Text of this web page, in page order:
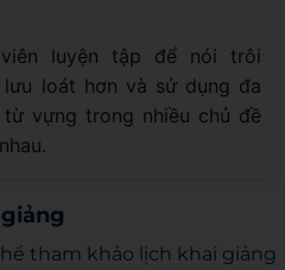
luyện tập để nói trôi
lưu loát hơn và sử dụng đa
từ vựng trong nhiều chủ đề
tham khảo lịch khai giảng